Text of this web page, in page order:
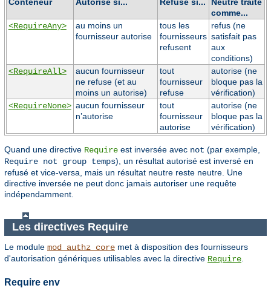
comme...
<RequireAny>
au moins un
fournisseur autorise
tous les
fournisseurs
refusent
refus (ne
satisfait pas
aux
conditions)
<RequireAll>
aucun fournisseur
ne refuse (et au
moins un autorise)
tout
fournisseur
refuse
autorise (ne
bloque pas la
vérification)
<RequireNone> aucun fournisseur
n’autorise
tout
fournisseur
autorise
autorise (ne
bloque pas la
vérification)
Quand une directive Require est inversée avec not (par exemple,
Require not group temps), un résultat autorisé est inversé en
refusé et vice-versa, mais un résultat neutre reste neutre. Une
directive inversée ne peut donc jamais autoriser une requête
indépendamment.
Les directives Require
Le module mod_authz_core met à disposition des fournisseurs
d'autorisation génériques utilisables avec la directive Require
Require env